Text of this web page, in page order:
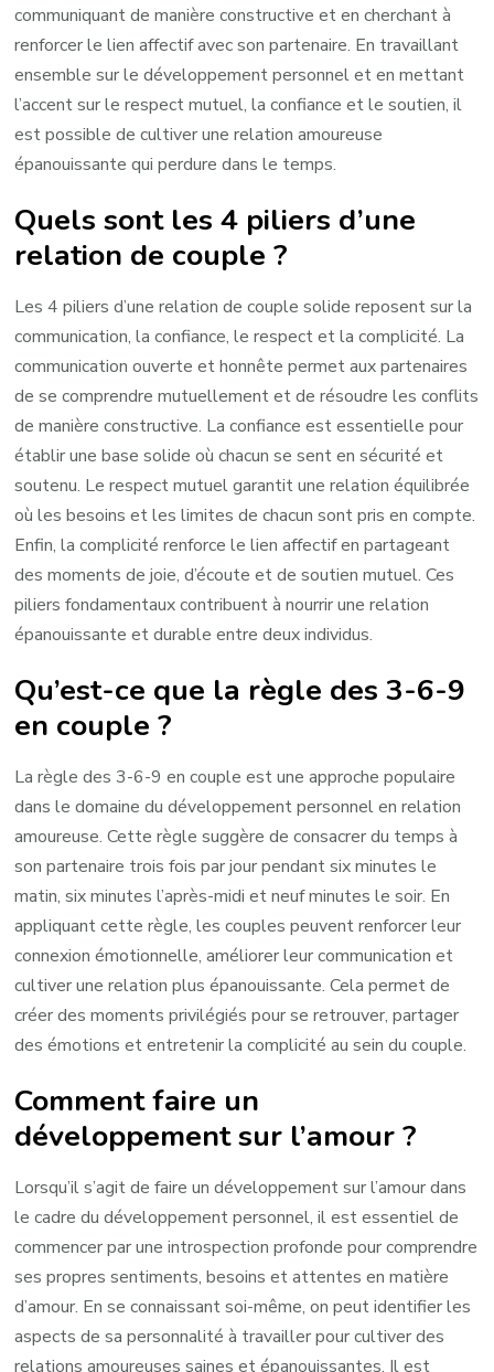
communiquant de manière constructive et en cherchant à
renforcer le lien affectif avec son partenaire. En travaillant
ensemble sur le développement personnel et en mettant
l’accent sur le respect mutuel, la confiance et le soutien, il
est possible de cultiver une relation amoureuse
épanouissante qui perdure dans le temps.
Quels sont les 4 piliers d’une
relation de couple ?
Les 4 piliers d’une relation de couple solide reposent sur la
communication, la confiance, le respect et la complicité. La
communication ouverte et honnête permet aux partenaires
de se comprendre mutuellement et de résoudre les conflits
de manière constructive. La confiance est essentielle pour
établir une base solide où chacun se sent en sécurité et
soutenu. Le respect mutuel garantit une relation équilibrée
où les besoins et les limites de chacun sont pris en compte.
Enfin, la complicité renforce le lien affectif en partageant
des moments de joie, d’écoute et de soutien mutuel. Ces
piliers fondamentaux contribuent à nourrir une relation
épanouissante et durable entre deux individus.
Qu’est-ce que la règle des 3-6-9
en couple ?
La règle des 3-6-9 en couple est une approche populaire
dans le domaine du développement personnel en relation
amoureuse. Cette règle suggère de consacrer du temps à
son partenaire trois fois par jour pendant six minutes le
matin, six minutes l’après-midi et neuf minutes le soir. En
appliquant cette règle, les couples peuvent renforcer leur
connexion émotionnelle, améliorer leur communication et
cultiver une relation plus épanouissante. Cela permet de
créer des moments privilégiés pour se retrouver, partager
des émotions et entretenir la complicité au sein du couple.
Comment faire un
développement sur l’amour ?
Lorsqu’il s’agit de faire un développement sur l’amour dans
le cadre du développement personnel, il est essentiel de
commencer par une introspection profonde pour comprendre
ses propres sentiments, besoins et attentes en matière
d’amour. En se connaissant soi-même, on peut identifier les
aspects de sa personnalité à travailler pour cultiver des
relations amoureuses saines et épanouissantes. Il est